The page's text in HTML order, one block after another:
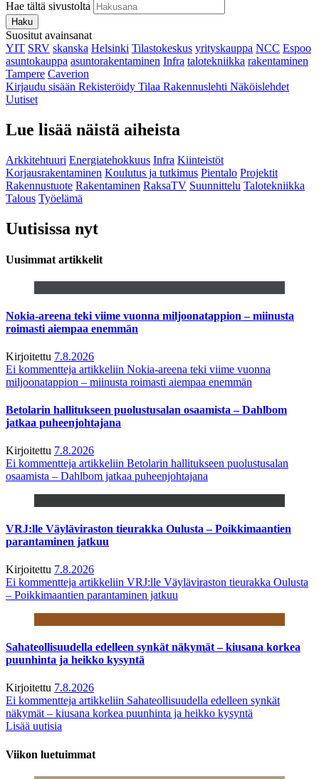
Hae tältä sivustolta
Haku
Suositut avainsanat
YIT SRV skanska Helsinki Tilastokeskus yrityskauppa NCC Espoo
asuntokauppa asuntorakentaminen Infra talotekniikka rakentaminen
Tampere Caverion
Kirjaudu sisään Rekisteröidy Tilaa Rakennuslehti Näköislehdet
Uutiset
Lue lisää näistä aiheista
Arkkitehtuuri Energiatehokkuus Infra Kiinteistöt
Korjausrakentaminen Koulutus ja tutkimus Pientalo Projektit
Rakennustuote Rakentaminen RaksaTV Suunnittelu Talotekniikka
Talous Työelämä
Uutisissa nyt
Uusimmat artikkelit
Nokia-areena teki viime vuonna miljoonatappion – miinusta
roimasti aiempaa enemmän
Kirjoitettu 7.8.2026
Ei kommentteja artikkeliin Nokia-areena teki viime vuonna
miljoonatappion – miinusta roimasti aiempaa enemmän
Betolarin hallitukseen puolustusalan osaamista – Dahlbom
jatkaa puheenjohtajana
Kirjoitettu 7.8.2026
Ei kommentteja artikkeliin Betolarin hallitukseen puolustusalan
osaamista – Dahlbom jatkaa puheenjohtajana
VRJ:lle Väyläviraston tieurakka Oulusta – Poikkimaantien
parantaminen jatkuu
Kirjoitettu 7.8.2026
Ei kommentteja artikkeliin VRJ:lle Väyläviraston tieurakka Oulusta
– Poikkimaantien parantaminen jatkuu
Sahateollisuudella edelleen synkät näkymät – kiusana korkea
puunhinta ja heikko kysyntä
Kirjoitettu 7.8.2026
Ei kommentteja artikkeliin Sahateollisuudella edelleen synkät
näkymät – kiusana korkea puunhinta ja heikko kysyntä
Lisää uutisia
Viikon luetuimmat